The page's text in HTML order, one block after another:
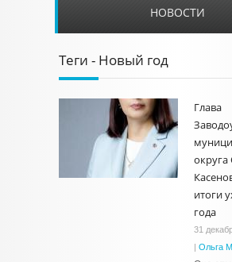
НОВОСТИ
Теги - Новый год
Глава
округа
итоги
года
31
| Ольга